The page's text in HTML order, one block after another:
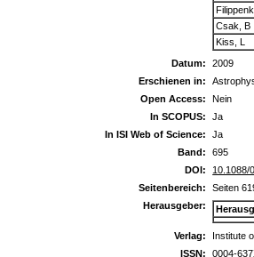
Csak, B
Kiss, L
Datum:
2009
Erschienen in:
Open Access:
Nein
In SCOPUS:
Ja
In ISI Web of Science:
Ja
Band:
695
DOI:
10.1088/
Seitenbereich:
Seiten
Herausgeber:
Verlag:
Institute
ISSN:
0004-